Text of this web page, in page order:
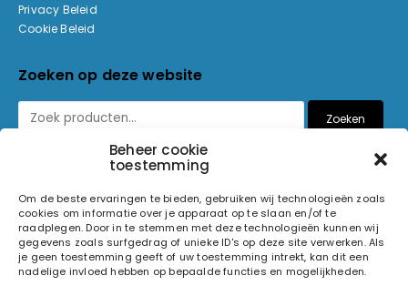
Beheer cookie
toestemming
Om de beste ervaringen te bieden, gebruiken wij technologieën zoals
cookies om informatie over je apparaat op te slaan en/of te
raadplegen. Door in te stemmen met deze technologieën kunnen wij
gegevens zoals surfgedrag of unieke ID's op deze site verwerken. Als
je geen toestemming geeft of uw toestemming intrekt, kan dit een
nadelige invloed hebben op bepaalde functies en mogelijkheden.
Privacy Beleid
Cookie Beleid
Zoeken op deze website
Zoeken